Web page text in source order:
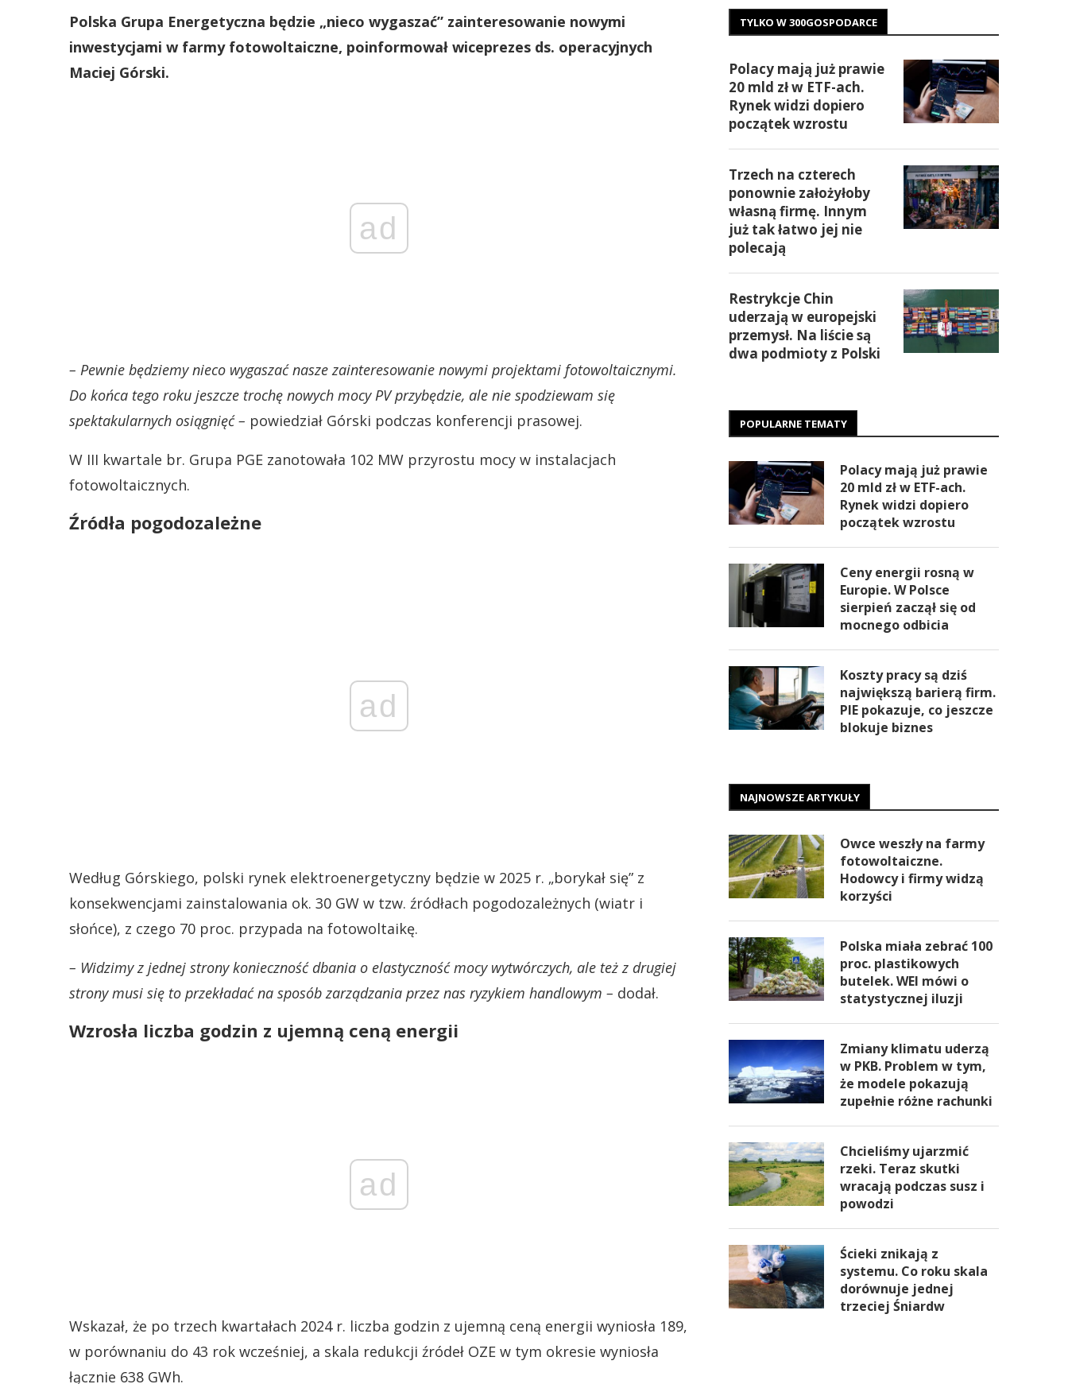
Polska Grupa Energetyczna będzie „nieco wygaszać” zainteresowanie nowymi
inwestycjami w farmy fotowoltaiczne, poinformował wiceprezes ds. operacyjnych
Maciej Górski.
ad
– Pewnie będziemy nieco wygaszać nasze zainteresowanie nowymi projektami fotowoltaicznymi.
Do końca tego roku jeszcze trochę nowych mocy PV przybędzie, ale nie spodziewam się
spektakularnych osiągnięć – powiedział Górski podczas konferencji prasowej.
W III kwartale br. Grupa PGE zanotowała 102 MW przyrostu mocy w instalacjach
fotowoltaicznych.
Źródła pogodozależne
ad
Według Górskiego, polski rynek elektroenergetyczny będzie w 2025 r. „borykał się” z
konsekwencjami zainstalowania ok. 30 GW w tzw. źródłach pogodozależnych (wiatr i
słońce), z czego 70 proc. przypada na fotowoltaikę.
– Widzimy z jednej strony konieczność dbania o elastyczność mocy wytwórczych, ale też z drugiej
strony musi się to przekładać na sposób zarządzania przez nas ryzykiem handlowym – dodał.
Wzrosła liczba godzin z ujemną ceną energii
ad
Wskazał, że po trzech kwartałach 2024 r. liczba godzin z ujemną ceną energii wyniosła 189,
w porównaniu do 43 rok wcześniej, a skala redukcji źródeł OZE w tym okresie wyniosła
łącznie 638 GWh.
TYLKO W 300GOSPODARCE
Polacy mają już prawie
20 mld zł w ETF-ach.
Rynek widzi dopiero
początek wzrostu
Trzech na czterech
ponownie założyłoby
własną firmę. Innym
już tak łatwo jej nie
polecają
Restrykcje Chin
uderzają w europejski
przemysł. Na liście są
dwa podmioty z Polski
POPULARNE TEMATY
Polacy mają już prawie
20 mld zł w ETF-ach.
Rynek widzi dopiero
początek wzrostu
Ceny energii rosną w
Europie. W Polsce
sierpień zaczął się od
mocnego odbicia
Koszty pracy są dziś
największą barierą firm.
PIE pokazuje, co jeszcze
blokuje biznes
NAJNOWSZE ARTYKUŁY
Owce weszły na farmy
fotowoltaiczne.
Hodowcy i firmy widzą
korzyści
Polska miała zebrać 100
proc. plastikowych
butelek. WEI mówi o
statystycznej iluzji
Zmiany klimatu uderzą
w PKB. Problem w tym,
że modele pokazują
zupełnie różne rachunki
Chcieliśmy ujarzmić
rzeki. Teraz skutki
wracają podczas susz i
powodzi
Ścieki znikają z
systemu. Co roku skala
dorównuje jednej
trzeciej Śniardw